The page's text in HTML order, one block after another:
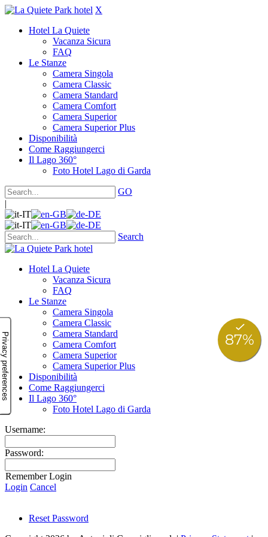
X
Hotel La Quiete
Vacanza Sicura
FAQ
Le Stanze
Camera Singola
Camera Classic
Camera Standard
Camera Comfort
Camera Superior
Camera Superior Plus
Disponibilità
Come Raggiungerci
Il Lago 360°
Foto Hotel Lago di Garda
GO
|
Search
Hotel La Quiete
Vacanza Sicura
FAQ
Le Stanze
Camera Singola
Camera Classic
Camera Standard
Camera Comfort
Camera Superior
Camera Superior Plus
Disponibilità
Come Raggiungerci
Il Lago 360°
Foto Hotel Lago di Garda
Username:
Password:
Remember Login
Login Cancel
Reset Password